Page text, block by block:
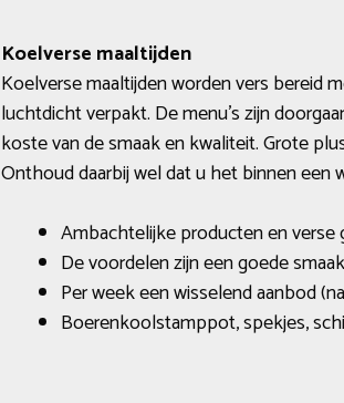
Koelverse maaltijden
Koelverse maaltijden worden vers bereid
luchtdicht verpakt. De menu’s zijn
koste van de smaak en kwaliteit. Grote
Onthoud daarbij wel dat u het binnen een
Ambachtelijke producten en verse
De voordelen zijn een goede
Per week een wisselend aanbod
Boerenkoolstamppot, spekjes,